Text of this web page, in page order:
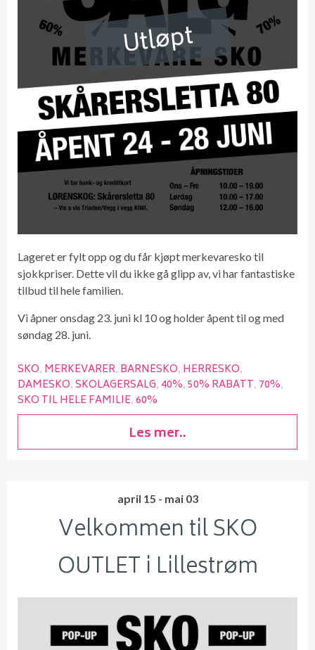
Utløpt
Lageret er fylt opp og du får kjøpt merkevaresko til
sjokkpriser. Dette vil du ikke gå glipp av, vi har fantastiske
tilbud til hele familien.
Vi åpner onsdag 23. juni kl 10 og holder åpent til og med
søndag 28. juni.
SKO MERKEVARER BARNESKO HERRESKO
DAMESKO SKOLAGERSALG 40% 50% RABATT 70%
SKO TIL HELE FAMILIE 60%
Les mer..
april 15 - mai 03
Velkommen til SKO
OUTLET i Lillestrøm